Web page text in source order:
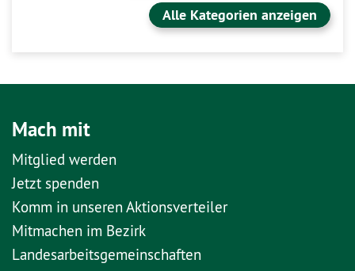
Alle Kategorien anzeigen
Mach mit
Mitglied werden
Jetzt spenden
Komm in unseren Aktionsverteiler
Mitmachen im Bezirk
Landesarbeitsgemeinschaften